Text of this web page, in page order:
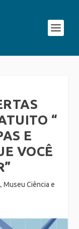
“
E
VOCÊ
, Museu Ciência e